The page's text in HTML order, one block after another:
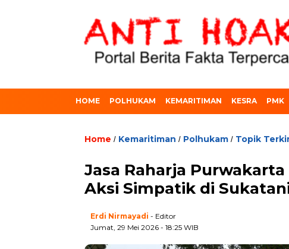
HOME POLHUKAM KEMARITIMAN KESRA PMK
Home / Kemaritiman / Polhukam / Topik
Jasa Raharja
Aksi Simpatik di
Erdi Nirmayadi - Editor
Jumat, 29 Mei 2026 - 18:25 WIB